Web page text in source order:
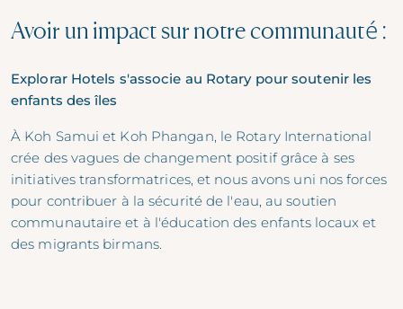
Avoir un impact sur notre communauté :
Explorar Hotels s'associe au Rotary pour soutenir les
enfants des îles
À Koh Samui et Koh Phangan, le Rotary International
crée des vagues de changement positif grâce à ses
initiatives transformatrices, et nous avons uni nos forces
pour contribuer à la sécurité de l'eau, au soutien
communautaire et à l'éducation des enfants locaux et
des migrants birmans.